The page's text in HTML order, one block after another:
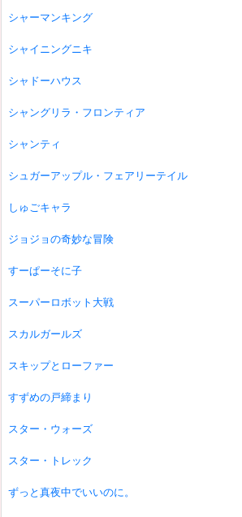
シャーマンキング
シャイニングニキ
シャドーハウス
シャングリラ・フロンティア
シャンティ
シュガーアップル・フェアリーテイル
しゅごキャラ
ジョジョの奇妙な冒険
すーぱーそに子
スーパーロボット大戦
スカルガールズ
スキップとローファー
すずめの戸締まり
スター・ウォーズ
スター・トレック
ずっと真夜中でいいのに。